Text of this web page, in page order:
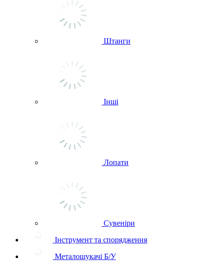
Штанги
Інші
Лопати
Сувеніри
Інструмент та спорядження
Металошукачі Б/У